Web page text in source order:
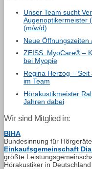
Unser Team sucht
Augenoptikermeister
(m/w/d)
Neue Öffnungszeiten
ZEISS: MyoCare® –
bei Myopie
Regina Herzog –
im Team
Hörakustikmeister
Jahren dabei
Wir sind Mitglied in:
BIHA
Bundesinnung für
Einkaufsgemeinschaft
größte
Hörakustiker in